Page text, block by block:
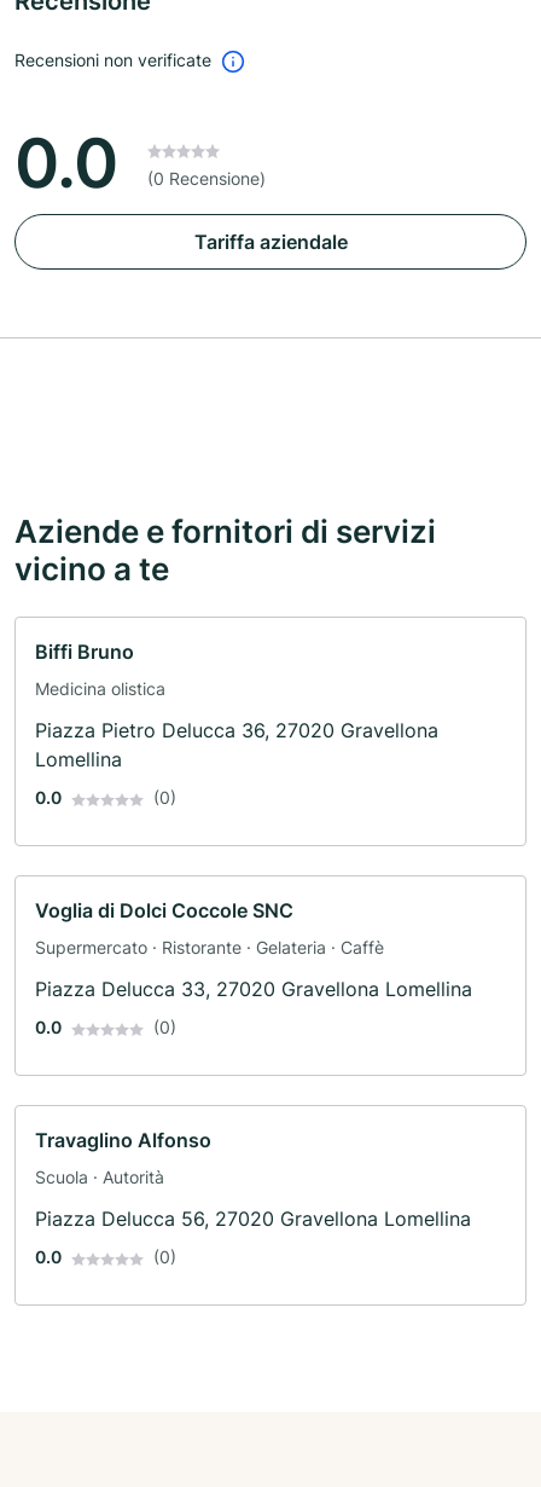
Recensioni non verificate
0.0 (0 Recensione)
Tariffa aziendale
Aziende e fornitori di servizi
vicino a te
Biffi Bruno
Medicina olistica
Piazza Pietro Delucca 36, 27020 Gravellona
Lomellina
0.0 (0)
Voglia di Dolci Coccole SNC
Supermercato · Ristorante · Gelateria · Caffè
Piazza Delucca 33, 27020 Gravellona Lomellina
0.0 (0)
Travaglino Alfonso
Scuola · Autorità
Piazza Delucca 56, 27020 Gravellona Lomellina
0.0 (0)